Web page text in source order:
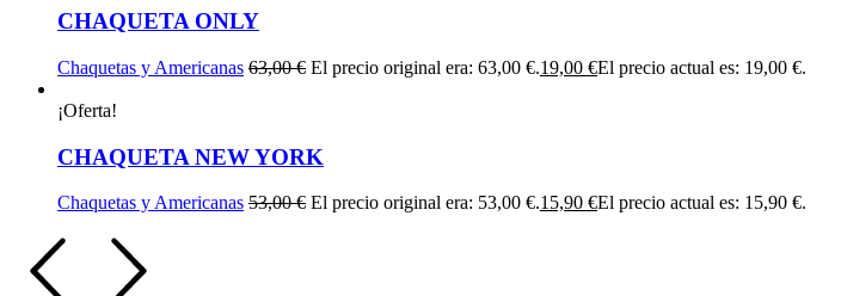
CHAQUETA ONLY
Chaquetas y Americanas 63,00€ El precio original era: 63,00 €.19,00 €El precio actual es: 19,00 €.
¡Oferta!
CHAQUETA NEW YORK
Chaquetas y Americanas 53,00€ El precio original era: 53,00 €.15,90 €El precio actual es: 15,90 €.